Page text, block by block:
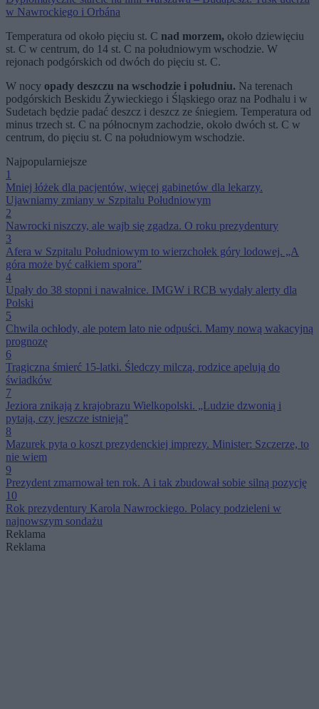
w Nawrockiego i Orbána
Temperatura od około pięciu st. C nad morzem, około dziewięciu
st. C w centrum, do 14 st. C na południowym wschodzie. W
rejonach podgórskich od dwóch do pięciu st. C.
W nocy opady deszczu na wschodzie i południu. Na terenach
podgórskich Beskidu Żywieckiego i Śląskiego oraz na Podhalu i w
Sudetach będzie padać deszcz i deszcz ze śniegiem. Temperatura od
minus trzech st. C na północnym zachodzie, około dwóch st. C w
centrum, do pięciu st. C na południowym wschodzie.
Najpopularniejsze
1
Mniej łóżek dla pacjentów, więcej gabinetów dla lekarzy.
Ujawniamy zmiany w Szpitalu Południowym
2
Nawrocki niszczy, ale wajb się zgadza. O roku prezydentury
3
Afera w Szpitalu Południowym to wierzchołek góry lodowej. „A
góra może być całkiem spora”
4
Upały do 38 stopni i nawałnice. IMGW i RCB wydały alerty dla
Polski
5
Chwila ochłody, ale potem lato nie odpuści. Mamy nową wakacyjną
prognozę
6
Tragiczna śmierć 15-latki. Śledczy milczą, rodzice apelują do
świadków
7
Jeziora znikają z krajobrazu Wielkopolski. „Ludzie dzwonią i
pytają, czy jeszcze istnieją”
8
Mazurek pyta o koszt prezydenckiej imprezy. Minister: Szczerze, to
nie wiem
9
Prezydent zmarnował ten rok. A i tak zbudował sobie silną pozycję
10
Rok prezydentury Karola Nawrockiego. Polacy podzieleni w
najnowszym sondażu
Reklama
Reklama